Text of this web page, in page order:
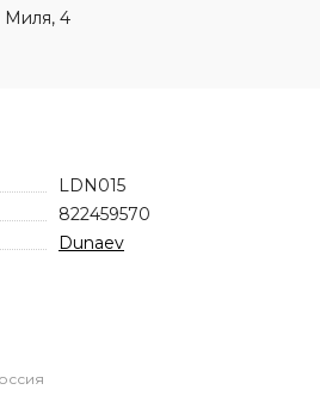
Миля, 4
LDN015
822459570
Dunaev